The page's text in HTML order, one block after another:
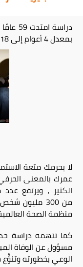
بمعدل 4 أعوام إلى 18 عامًا
لا يحرمك متعة
عمرك بالمعنى
الكثير ، ويرتفع
من 300
منظمة الصحة
مسؤول عن الوفاة
الوعي بخطورته